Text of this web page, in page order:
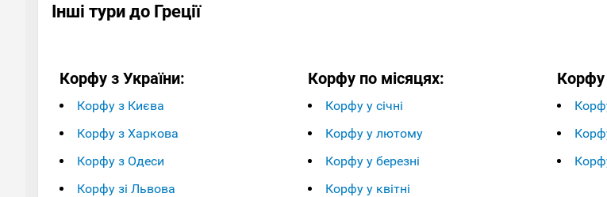
Інші тури до Греції
Корфу з України:
Корфу з Києва
Корфу з Харкова
Корфу з Одеси
Корфу зі Львова
Корфу по місяцях:
Корфу у січні
Корфу у лютому
Корфу у березні
Корфу у квітні
Корфу